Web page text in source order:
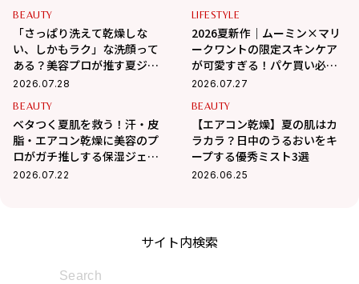
BEAUTY
「さっぱり洗えて乾燥しな
い、しかもラク」な洗顔って
ある？美容プロが推す夏ジェ
ル3選
2026.07.28
LIFESTYLE
2026夏新作｜ムーミン×マリ
ークワントの限定スキンケア
が可愛すぎる！パケ買い必至
＆夏の肌悩みも優秀ケア
2026.07.27
BEAUTY
ベタつく夏肌を救う！汗・皮
脂・エアコン乾燥に美容のプ
ロがガチ推しする保湿ジェル3
選
2026.07.22
BEAUTY
【エアコン乾燥】夏の肌はカ
ラカラ？日中のうるおいをキ
ープする優秀ミスト3選
2026.06.25
サイト内検索